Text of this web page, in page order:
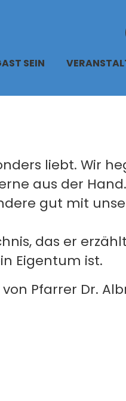
SEIN
liebt. Wir
aus der
gut mit
das er
Eigentum ist.
von Pfarrer Dr.